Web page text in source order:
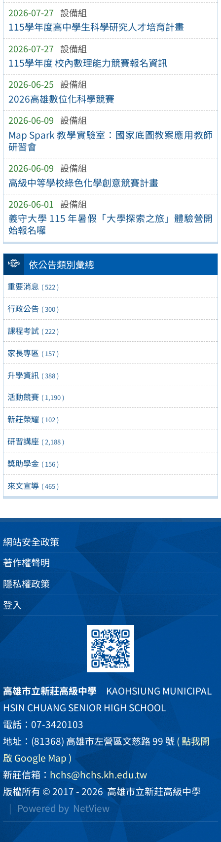
2026-07-27 設備組
115學年度高中學生科學研究人才培育計畫
2026-07-27 設備組
115學年度 校內數理能力競賽報名資訊
2026-06-25 設備組
2026高雄數位化科學競賽
2026-06-09 設備組
Map Spark 教學實驗室：國家底圖教案應用教師
研習會
2026-06-09 設備組
高級中等學校綠色化學創意競賽計畫
2026-06-01 設備組
義守大學 115 年暑假「大學探索之旅」體驗營開
始報名囉
依公告類別彙總
重要消息 ( 522 )
行政公告 ( 300 )
課程考試 ( 222 )
家長專區 ( 157 )
升學資訊 ( 388 )
活動競賽 ( 1,190 )
新莊榮耀 ( 102 )
研習講座 ( 2,188 )
獎助學金 ( 156 )
來文宣導 ( 465 )
網站安全政策
著作權聲明
隱私權政策
登入
高雄市立新莊高級中學 KAOHSIUNG MUNICIPAL
HSIN CHUANG SENIOR HIGH SCHOOL
電話：07-3420103
地址：(81368) 高雄市左營區文慈路 99 號( 點我開
啟 Google Map )
新莊信箱： hchs@hchs.kh.edu.tw
版權所有 © 2017 - 2026高雄市立新莊高級中學
| Powered by NetView